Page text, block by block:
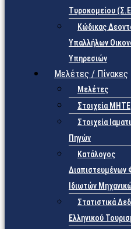
Τυροκομείου
Κώδικας
Υπαλλήλων
Υπηρεσιών
Μελέτες / Πίνακες
Μελέτες
Στοιχεία ΜΗΤΕ
Στοιχεία
Πηγών
Κατάλογος
Διαπιστευμένων
Ιδιωτών
Στατιστικά
Ελληνικού